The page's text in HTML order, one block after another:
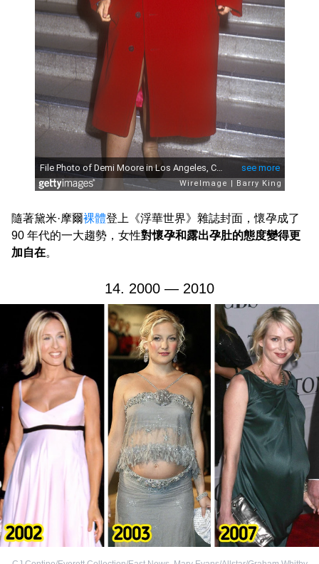
隨著黛米·摩爾裸體登上《浮華世界》雜誌封面，懷孕成了
90 年代的一大趨勢，女性對懷孕和露出孕肚的態度變得更
加自在。
14. 2000 — 2010